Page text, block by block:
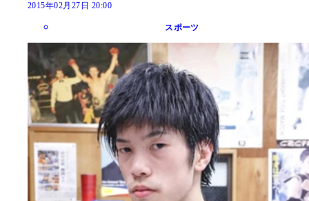
2015年02月27日 20:00
スポーツ